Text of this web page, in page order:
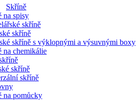
Skříně
na spisy
skříně
skříně
skříně s výklopnými a výsuvnými boxy
na chemikálie
skříně
skříně
na pomůcky